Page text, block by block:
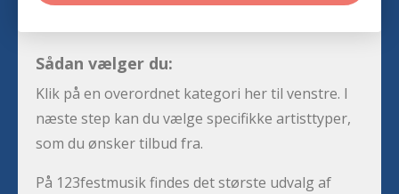
Sådan vælger du:
Klik på en overordnet kategori her til venstre. I
næste step kan du vælge specifikke artisttyper,
som du ønsker tilbud fra.
På 123festmusik findes det største udvalg af